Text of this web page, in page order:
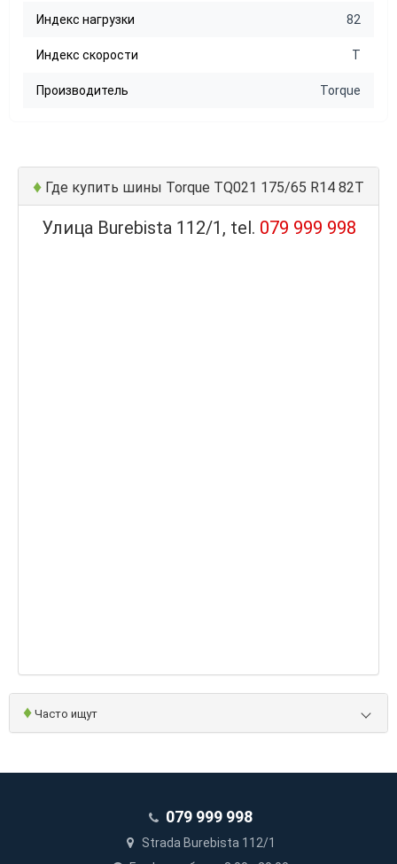
Индекс нагрузки 82
Индекс скорости T
Производитель Torque
♦ Где купить шины Torque TQ021 175/65 R14 82T
Улица Burebista 112/1, tel. 079 999 998
♦ Часто ищут
079 999 998
Strada Burebista 112/1